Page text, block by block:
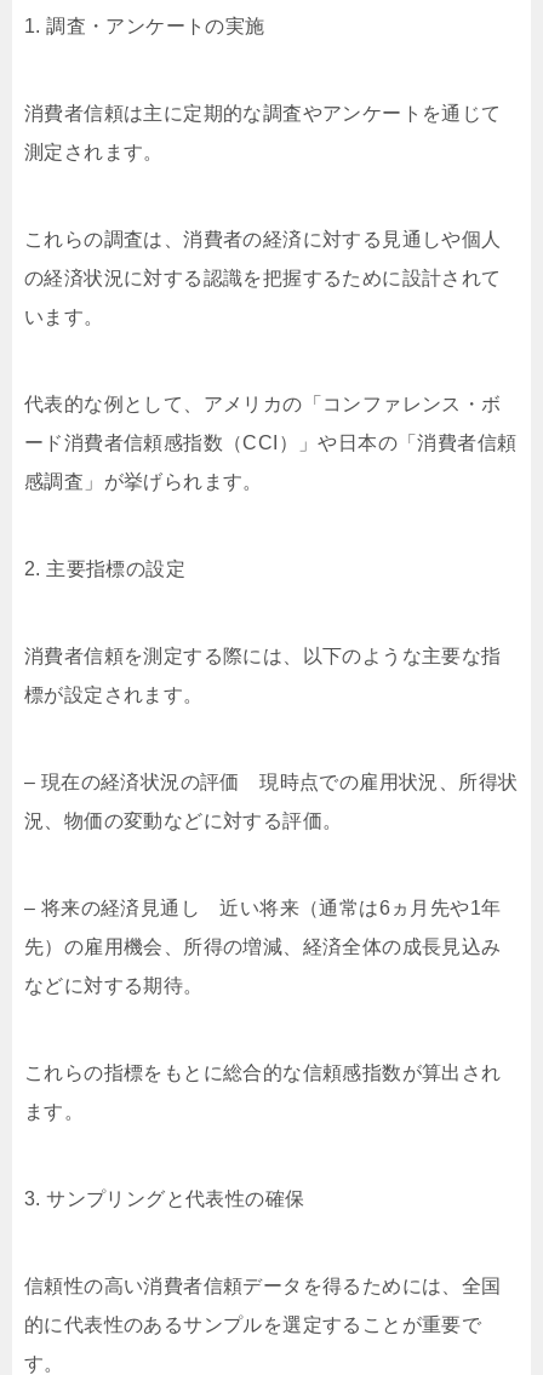
1. 調査・アンケートの実施
消費者信頼は主に定期的な調査やアンケートを通じて
測定されます。
これらの調査は、消費者の経済に対する見通しや個人
の経済状況に対する認識を把握するために設計されて
います。
代表的な例として、アメリカの「コンファレンス・ボ
ード消費者信頼感指数（CCI）」や日本の「消費者信頼
感調査」が挙げられます。
2. 主要指標の設定
消費者信頼を測定する際には、以下のような主要な指
標が設定されます。
– 現在の経済状況の評価 現時点での雇用状況、所得状
況、物価の変動などに対する評価。
– 将来の経済見通し 近い将来（通常は6ヵ月先や1年
先）の雇用機会、所得の増減、経済全体の成長見込み
などに対する期待。
これらの指標をもとに総合的な信頼感指数が算出され
ます。
3. サンプリングと代表性の確保
信頼性の高い消費者信頼データを得るためには、全国
的に代表性のあるサンプルを選定することが重要で
す。